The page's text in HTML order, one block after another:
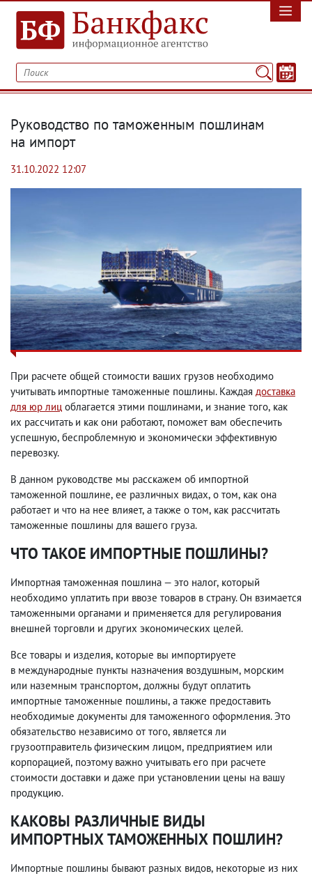
Руководство по таможенным пошлинам
на импорт
31.10.2022 12:07
При расчете общей стоимости ваших грузов необходимо
учитывать импортные таможенные пошлины. Каждая доставка
для юр лиц облагается этими пошлинами, и знание того, как
их рассчитать и как они работают, поможет вам обеспечить
успешную, беспроблемную и экономически эффективную
перевозку.
В данном руководстве мы расскажем об импортной
таможенной пошлине, ее различных видах, о том, как она
работает и что на нее влияет, а также о том, как рассчитать
таможенные пошлины для вашего груза.
ЧТО ТАКОЕ ИМПОРТНЫЕ ПОШЛИНЫ?
Импортная таможенная пошлина — это налог, который
необходимо уплатить при ввозе товаров в страну. Он взимается
таможенными органами и применяется для регулирования
внешней торговли и других экономических целей.
Все товары и изделия, которые вы импортируете
в международные пункты назначения воздушным, морским
или наземным транспортом, должны будут оплатить
импортные таможенные пошлины, а также предоставить
необходимые документы для таможенного оформления. Это
обязательство независимо от того, является ли
грузоотправитель физическим лицом, предприятием или
корпорацией, поэтому важно учитывать его при расчете
стоимости доставки и даже при установлении цены на вашу
продукцию.
КАКОВЫ РАЗЛИЧНЫЕ ВИДЫ
ИМПОРТНЫХ ТАМОЖЕННЫХ ПОШЛИН?
Импортные пошлины бывают разных видов, некоторые из них